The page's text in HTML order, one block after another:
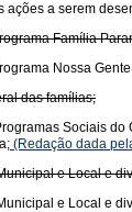
a serem
Família
Nossa
das famílias;
Sociais
(Redação dada
e Local e
e Local e